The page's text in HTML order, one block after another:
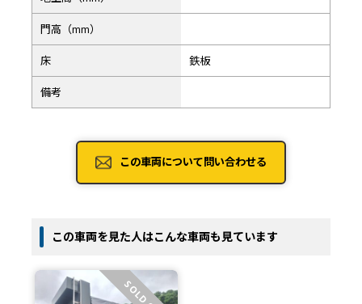
門高（mm）
床 鉄板
備考
この車両について問い合わせる
この車両を見た人はこんな車両も見ています